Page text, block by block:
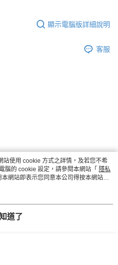
顯示電腦版詳細說明
客服
好評吧
使用 cookie 方式之詳情，及若您不希
腦的 cookie 設定，請參閱本網站「 隱私
網站即表示您同意本公司得按本網站使
道了